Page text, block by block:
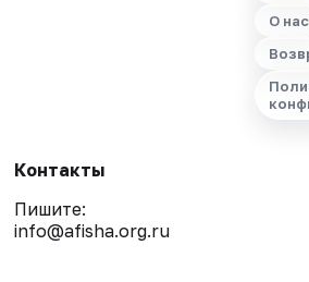
О нас
Контакты
Пишите:
info@afisha.org.ru